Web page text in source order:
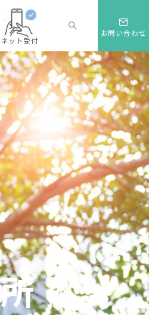
ネット受付
お問い合わせ